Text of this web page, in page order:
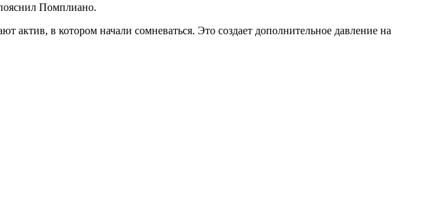
Помплиано.
в котором начали сомневаться. Это создает дополнительное давление на